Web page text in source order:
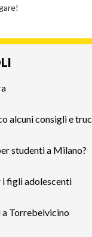
studenti a Milano?
i figli adolescenti
a Torrebelvicino